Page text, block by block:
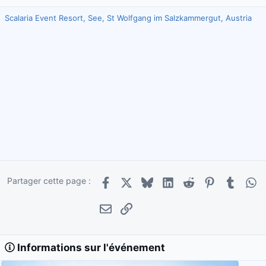
Scalaria Event Resort, See, St Wolfgang im Salzkammergut, Austria
Partager cette page :
Facebook
X BlueskyLinkedInRedditPinterestTumblr
E-mailLien
Informations sur l'événement